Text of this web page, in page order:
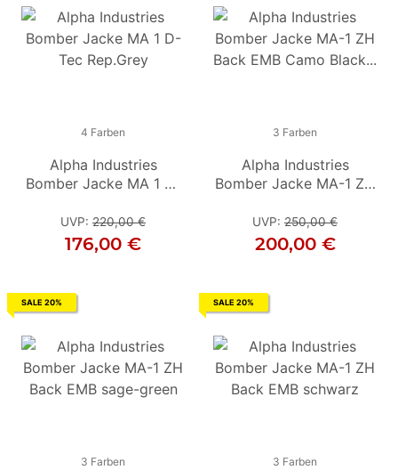
4 Farben
Alpha Industries
Bomber Jacke MA 1 D-
UVP: 220,00 €
176,00 €
4 Farben
Alpha Industries
Bomber Jacke MA 1 D-
UVP:220,00 €
176,00 €
3 Farben
Alpha Industries
Bomber Jacke MA-1 ZH
Camo
UVP: 250,00 €
200,00 €
SALE 20%
3 Farben 3 Farben
SALE 20%
3 Farben